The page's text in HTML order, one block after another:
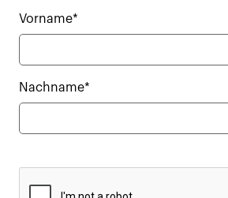
Vorname*
Nachname*